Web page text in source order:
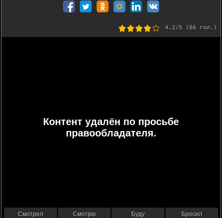
4.2/5 (66 гол.)
Контент удалён по просьбе
правообладателя.
Смотрел Смотрю Буду Бросил